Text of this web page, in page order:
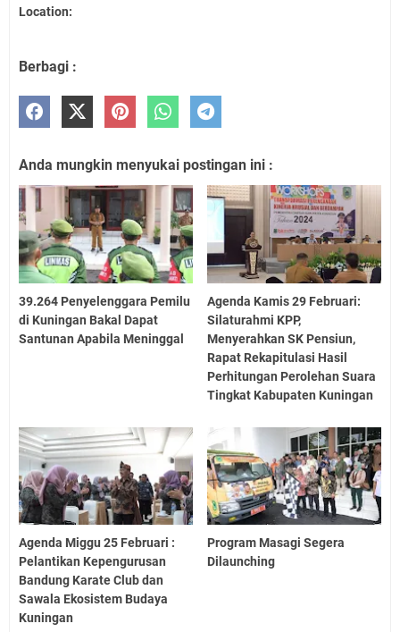
Location:
Berbagi :
Anda mungkin menyukai postingan ini :
39.264 Penyelenggara Pemilu
di Kuningan Bakal Dapat
Santunan Apabila Meninggal
Agenda Kamis 29 Februari:
Silaturahmi KPP,
Menyerahkan SK Pensiun,
Rapat Rekapitulasi Hasil
Perhitungan Perolehan Suara
Tingkat Kabupaten Kuningan
Agenda Miggu 25 Februari :
Pelantikan Kepengurusan
Bandung Karate Club dan
Sawala Ekosistem Budaya
Kuningan
Program Masagi Segera
Dilaunching